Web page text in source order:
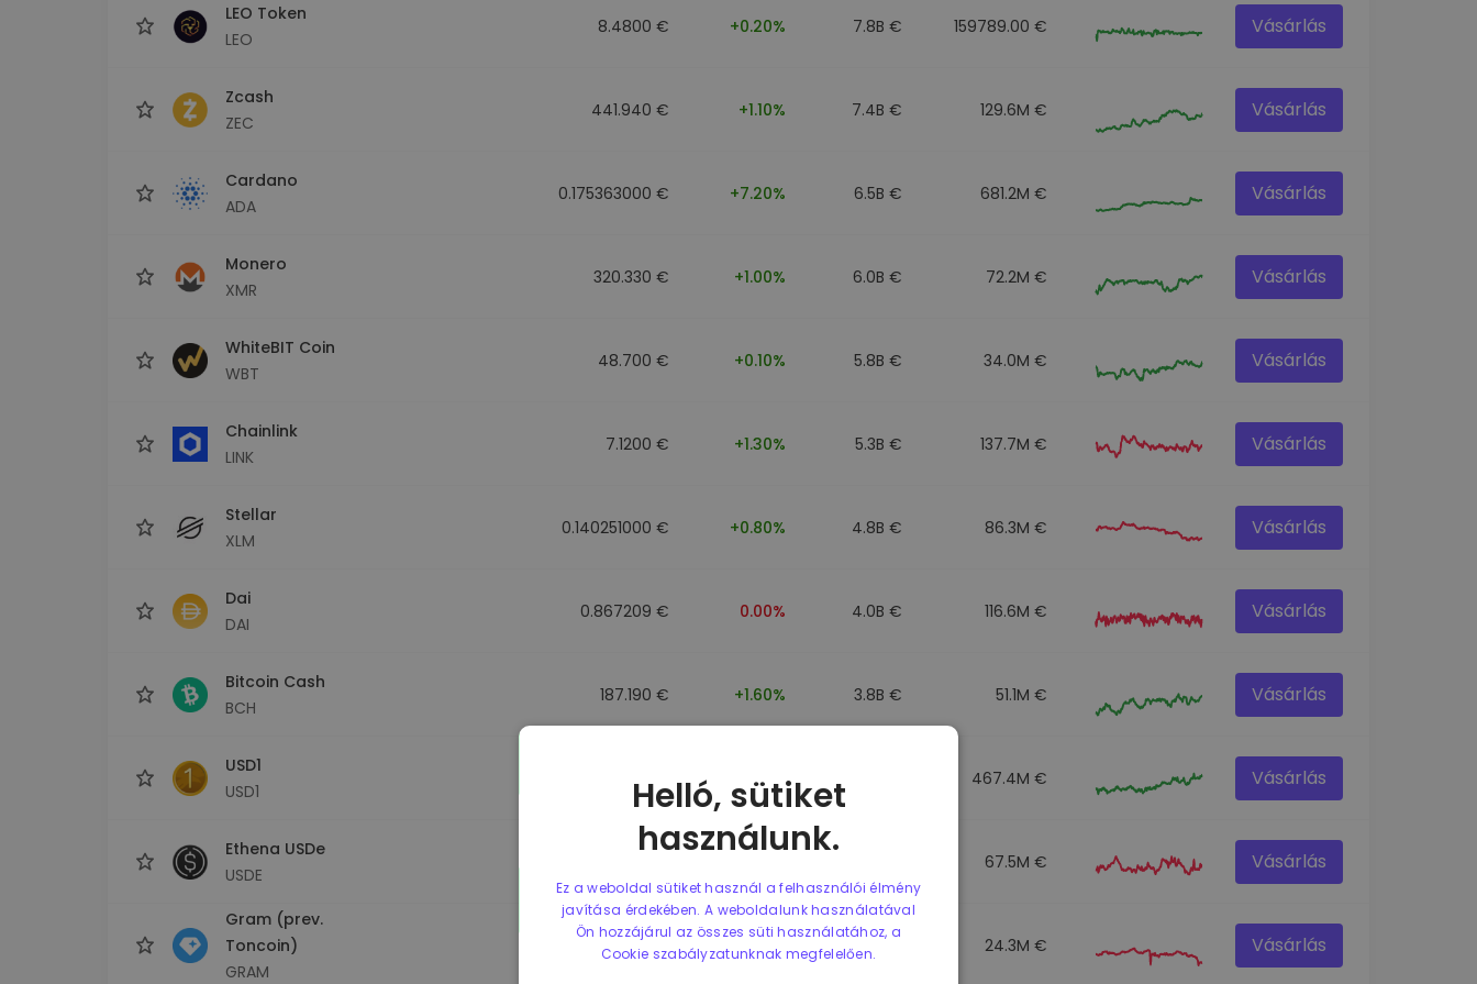
LEO Token
LEO
8.4800 € +0.20% 7.8B € 159789.00 € Vásárlás
Zcash
ZEC
441.940 € +1.10% 7.4B € 129.6M € Vásárlás
Cardano
ADA
0.175363000 € +7.20% 6.5B € 681.2M € Vásárlás
Monero
XMR
320.330 € +1.00% 6.0B € 72.2M € Vásárlás
WhiteBIT Coin
WBT
48.700 € +0.10% 5.8B € 34.0M € Vásárlás
Chainlink
LINK
7.1200 € +1.30% 5.3B € 137.7M € Vásárlás
Stellar
XLM
0.140251000 € +0.80% 4.8B € 86.3M € Vásárlás
Dai
DAI
0.867209 € 0.00% 4.0B € 116.6M € Vásárlás
Bitcoin Cash
BCH
187.190 € +1.60% 3.8B € 51.1M € Vásárlás
USD1
USD1
0.00% 467.4M € Vásárlás
Ethena USDe
USDE
67.5M € Vásárlás
Gram (prev.
Toncoin)
GRAM
1.160000 € -3.00% 3.2B € 24.3M € Vásárlás
Helló, sütiket
használunk.
Ez a weboldal sütiket használ a felhasználói élmény
javítása érdekében. A weboldalunk használatával
Ön hozzájárul az összes süti használatához, a
Cookie szabályzatunknak megfelelően.